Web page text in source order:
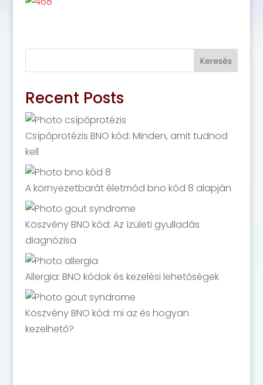
Keresés
Recent Posts
Csípőprotézis BNO kód: Minden, amit tudnod
kell
A környezetbarát életmód bno kód 8 alapján
Köszvény BNO kód: Az ízületi gyulladás
diagnózisa
Allergia: BNO kódok és kezelési lehetőségek
Köszvény BNO kód: mi az és hogyan
kezelhető?